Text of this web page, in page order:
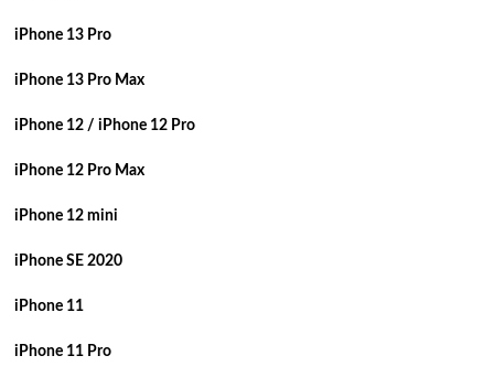
iPhone 13 Pro
iPhone 13 Pro Max
iPhone 12 / iPhone 12 Pro
iPhone 12 Pro Max
iPhone 12 mini
iPhone SE 2020
iPhone 11
iPhone 11 Pro